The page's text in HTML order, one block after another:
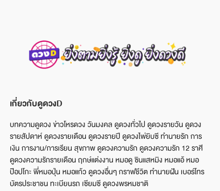
เกี่ยวกับดูดวงD
บทความดูดวง ข่าวโหรดวง วันมงคล ดูดวงทั่วไป ดูดวงรายวัน ดูดวง
รายสัปดาห์ ดูดวงรายเดือน ดูดวงรายปี ดูดวงไพ่ยิบซี ทำนายรัก การ
เงิน การงาน/การเรียน สุขภาพ ดูดวงความรัก ดูดวงความรัก 12 ราศี
ดูดวงความรักรายเดือน ฤกษ์แต่งงาน หมอดู ซินแสหมิง หมอแอ้ หมอ
ป๊อปโกะ พี่หมอปุ่น หมอแก้ว ดูดวงอื่นๆ กราฟชีวิต ทำนายฝัน เบอร์โทร
บัตรประชาชน ทะเบียนรถ เซียมซี ดูดวงพรหมชาติ